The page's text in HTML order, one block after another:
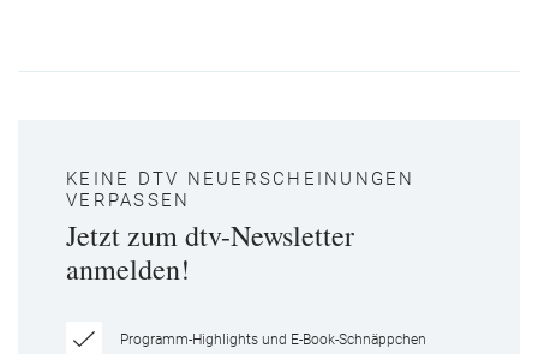
KEINE DTV NEUERSCHEINUNGEN
VERPASSEN
Jetzt zum dtv-Newsletter
anmelden!
Programm-Highlights und E-Book-Schnäppchen